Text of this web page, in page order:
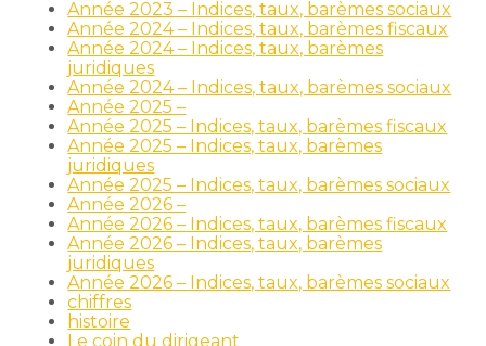
Année 2023 – Indices, taux, barèmes sociaux
Année 2024 – Indices, taux, barèmes fiscaux
Année 2024 – Indices, taux, barèmes
juridiques
Année 2024 – Indices, taux, barèmes sociaux
Année 2025 –
Année 2025 – Indices, taux, barèmes fiscaux
Année 2025 – Indices, taux, barèmes
juridiques
Année 2025 – Indices, taux, barèmes sociaux
Année 2026 –
Année 2026 – Indices, taux, barèmes fiscaux
Année 2026 – Indices, taux, barèmes
juridiques
Année 2026 – Indices, taux, barèmes sociaux
chiffres
histoire
Le coin du dirigeant